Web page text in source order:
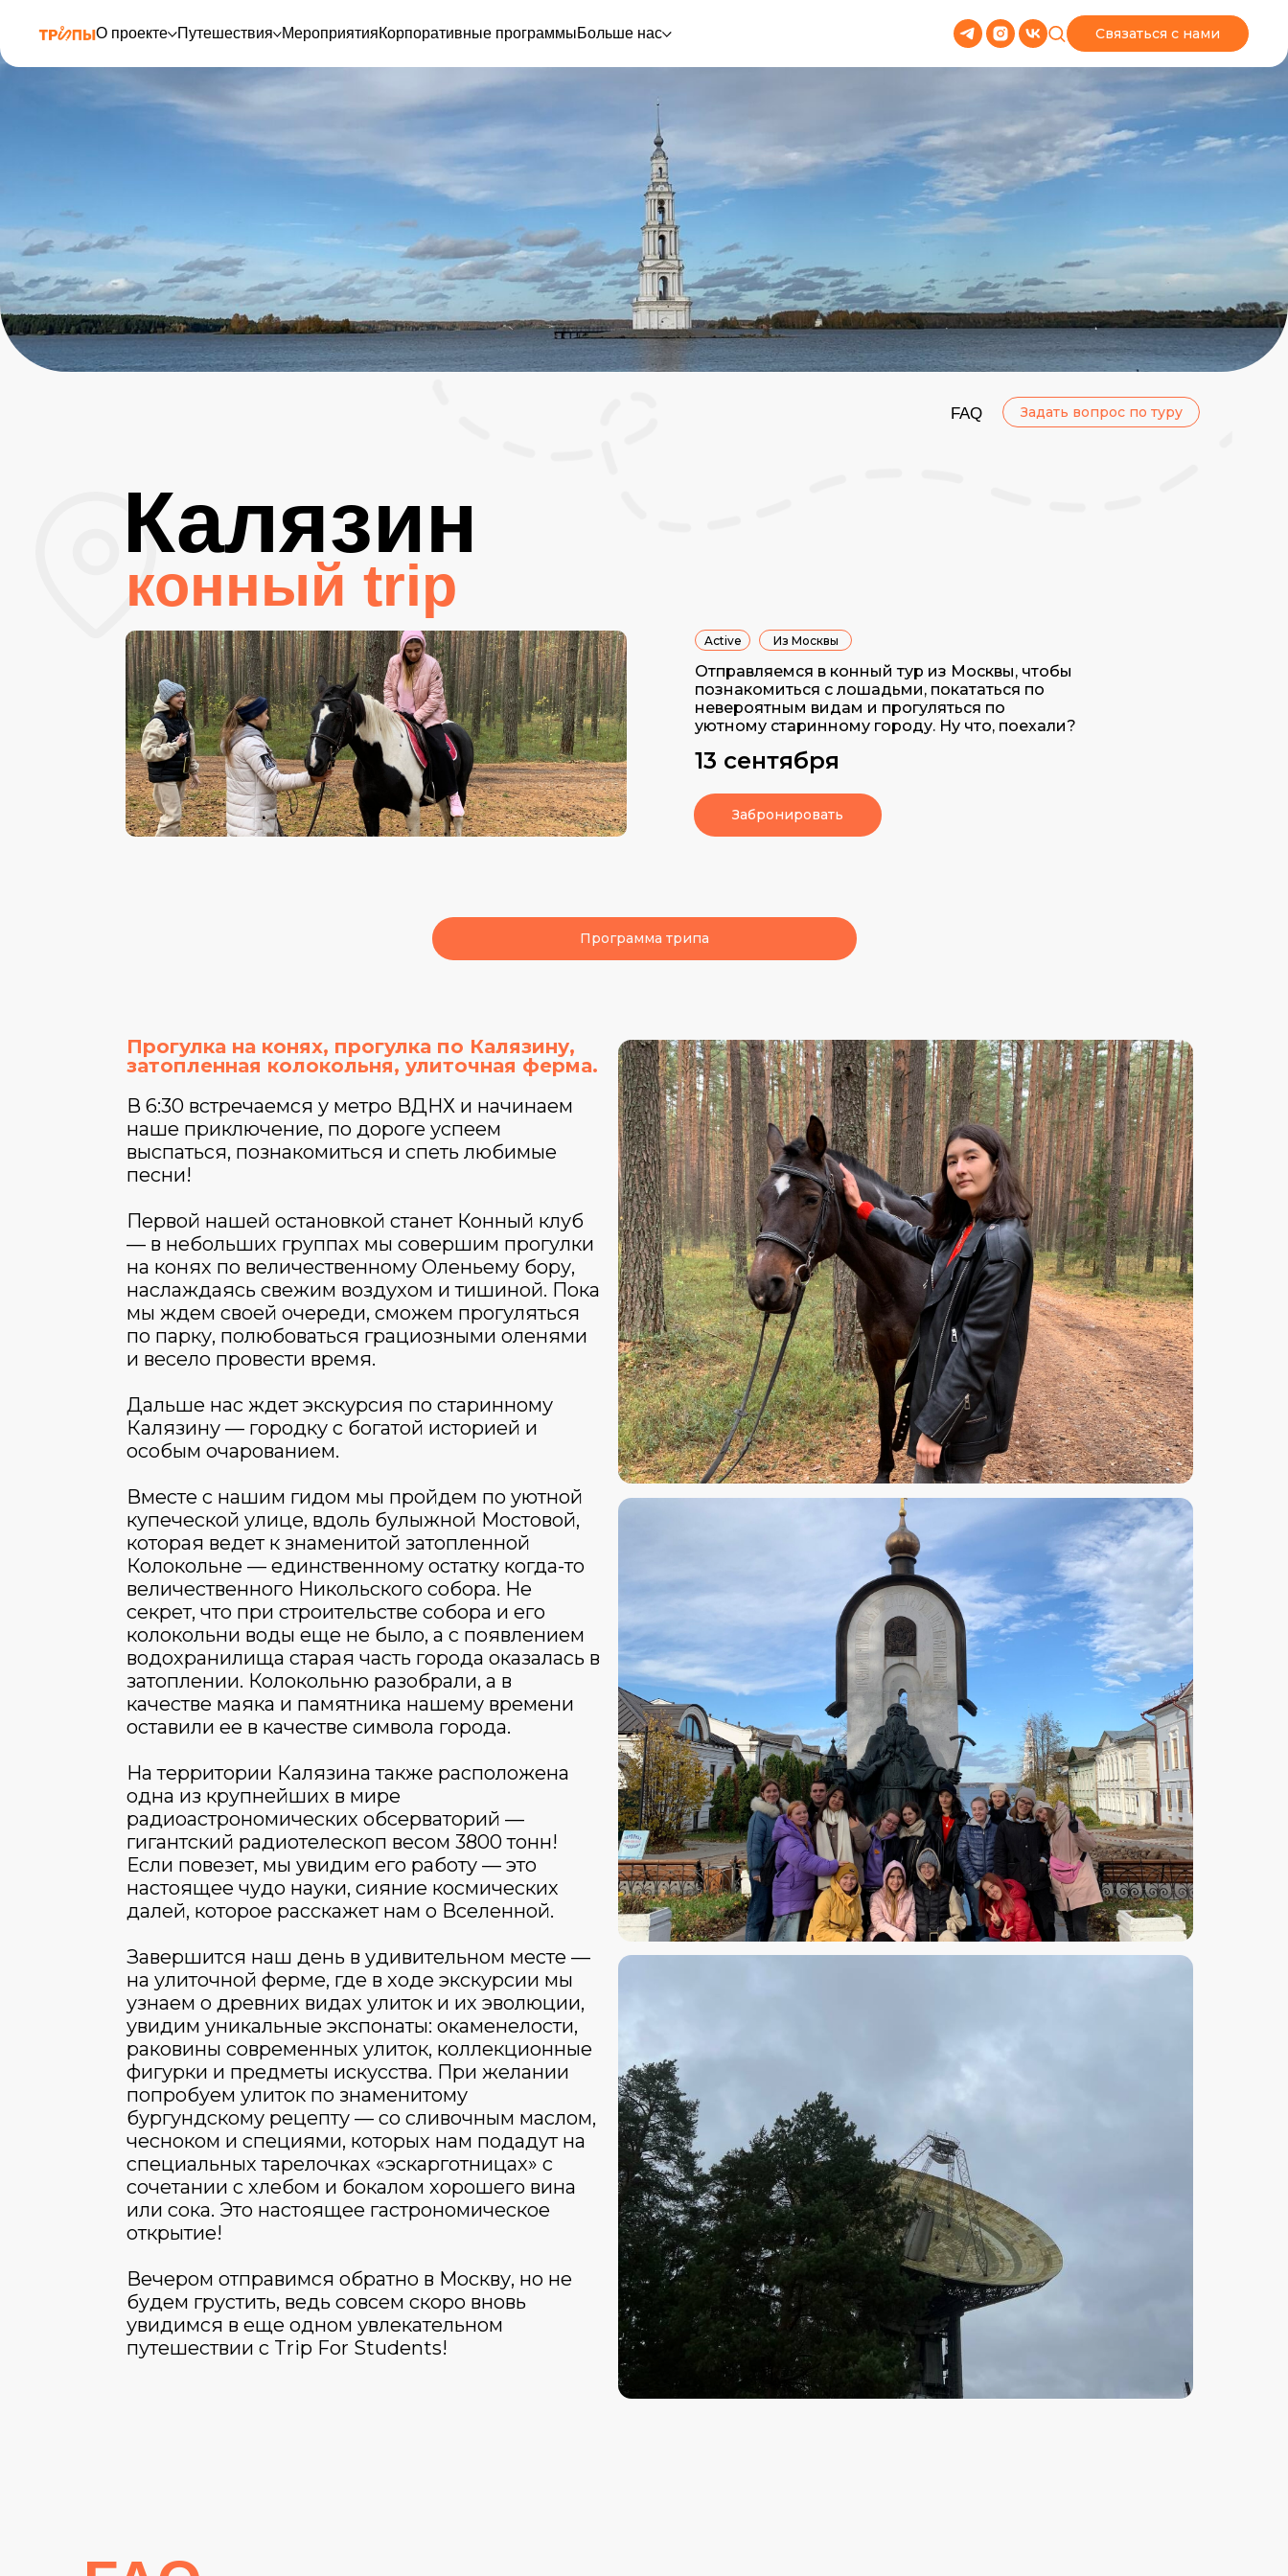
О проекте Путешествия МероприятияКорпоративные программыБольше нас Связаться с нами
Отправляемся в конный тур из Москвы, чтобы
познакомиться с лошадьми, покататься по
невероятным видам и прогуляться по
уютному старинному городу. Ну что, поехали?
13 сентября
Калязин
конный trip
Active
Забронировать
Задать вопрос по туру
FAQ
Из Москвы
В 6:30 встречаемся у метро ВДНХ и начинаем
наше приключение, по дороге успеем
выспаться, познакомиться и спеть любимые
песни!
Первой нашей остановкой станет Конный клуб
— в небольших группах мы совершим прогулки
на конях по величественному Оленьему бору,
наслаждаясь свежим воздухом и тишиной. Пока
мы ждем своей очереди, сможем прогуляться
по парку, полюбоваться грациозными оленями
и весело провести время.
Дальше нас ждет экскурсия по старинному
Калязину — городку с богатой историей и
особым очарованием.
Вместе с нашим гидом мы пройдем по уютной
купеческой улице, вдоль булыжной Мостовой,
которая ведет к знаменитой затопленной
Колокольне — единственному остатку когда-то
величественного Никольского собора. Не
секрет, что при строительстве собора и его
колокольни воды еще не было, а с появлением
водохранилища старая часть города оказалась в
затоплении. Колокольню разобрали, а в
качестве маяка и памятника нашему времени
оставили ее в качестве символа города.
На территории Калязина также расположена
одна из крупнейших в мире
радиоастрономических обсерваторий —
гигантский радиотелескоп весом 3800 тонн!
Если повезет, мы увидим его работу — это
настоящее чудо науки, сияние космических
далей, которое расскажет нам о Вселенной.
Завершится наш день в удивительном месте —
на улиточной ферме, где в ходе экскурсии мы
узнаем о древних видах улиток и их эволюции,
увидим уникальные экспонаты: окаменелости,
раковины современных улиток, коллекционные
фигурки и предметы искусства. При желании
попробуем улиток по знаменитому
бургундскому рецепту — со сливочным маслом,
чесноком и специями, которых нам подадут на
специальных тарелочках «эскарготницах» с
сочетании с хлебом и бокалом хорошего вина
или сока. Это настоящее гастрономическое
открытие!
Вечером отправимся обратно в Москву, но не
будем грустить, ведь совсем скоро вновь
увидимся в еще одном увлекательном
путешествии с Trip For Students!
Прогулка на конях, прогулка по Калязину,
затопленная колокольня, улиточная ферма.
Программа трипа